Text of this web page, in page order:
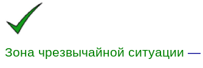
Зона чрезвычайной ситуации —